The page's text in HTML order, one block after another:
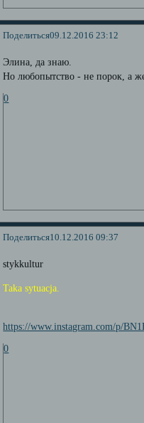
Поделиться09.12.2016 23:12
Элина, да знаю.
Но любопытство - не порок, а
0
Поделиться10.12.2016 09:37
stykkultur
Taka sytuacja.
https://www.instagram.com/p/
0